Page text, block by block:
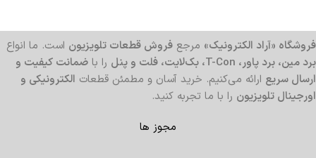
فروشگاه «آراد الکترونیک» مرجع فروش قطعات تلویزیون است. ما انواع
برد مین، برد پاور، T-Con، بک‌لایت، فلت و پنل
را با ضمانت کیفیت و
ارسال سریع ارائه می‌کنیم. خرید آسان و مطمئن قطعات الکترونیکی و
اورجینال تلویزیون را با ما تجربه کنید.
مجوز ها